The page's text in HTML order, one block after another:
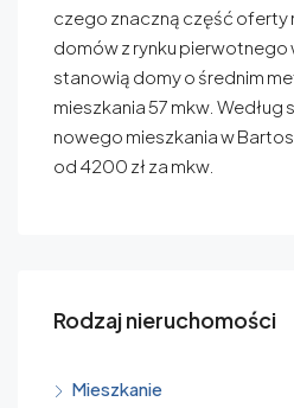
czego znaczną część oferty
domów z rynku pierwotnego
stanowią domy o średnim
mieszkania 57 mkw.
nowego mieszkania w
od 4200 zł za mkw.
Rodzaj nieruchomości
Mieszkanie